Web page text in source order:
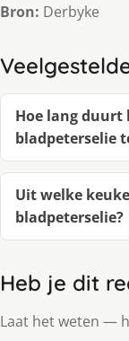
Bron: Derbyke
Hoe lang duurt
bladpeterselie
Uit welke
bladpeterselie?
Heb je dit
Laat het weten —